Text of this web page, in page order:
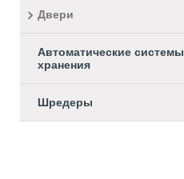
Двери
Автоматические системы
хранения
Шредеры